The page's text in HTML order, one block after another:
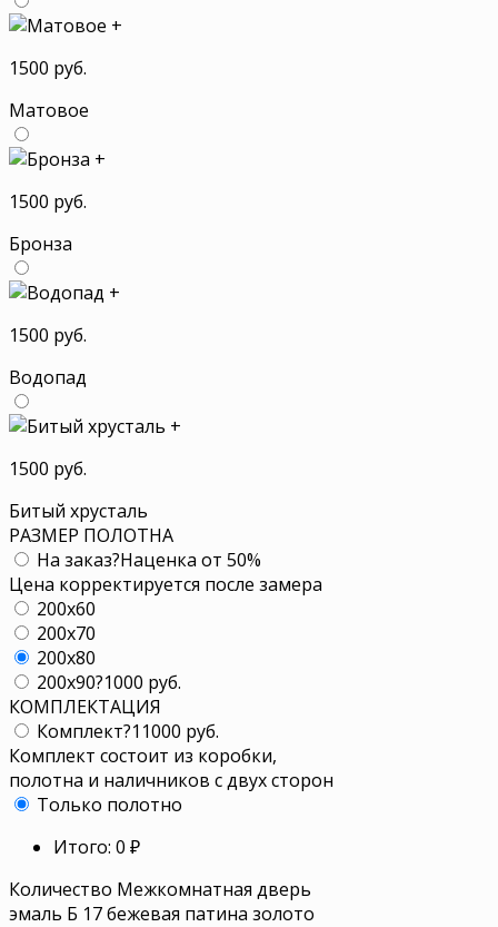
+
1500 руб.
Матовое
+
1500 руб.
Бронза
+
1500 руб.
Водопад
+
1500 руб.
Битый хрусталь
РАЗМЕР ПОЛОТНА
На заказ?Наценка от 50%
Цена корректируется после замера
200x60
200x70
200x80
200x90?1000 руб.
КОМПЛЕКТАЦИЯ
Комплект?11000 руб.
Комплект состоит из коробки,
полотна и наличников с двух сторон
Только полотно
Итого: 0 ₽
Количество Межкомнатная дверь
эмаль Б 17 бежевая патина золото